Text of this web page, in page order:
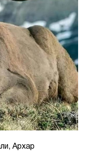
Архар